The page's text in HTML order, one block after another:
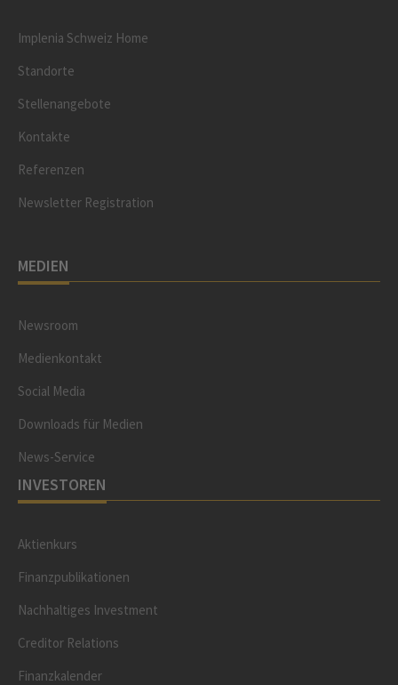
Implenia Schweiz Home
Standorte
Stellenangebote
Kontakte
Referenzen
Newsletter Registration
MEDIEN
Newsroom
Medienkontakt
Social Media
Downloads für Medien
News-Service
INVESTOREN
Aktienkurs
Finanzpublikationen
Nachhaltiges Investment
Creditor Relations
Finanzkalender